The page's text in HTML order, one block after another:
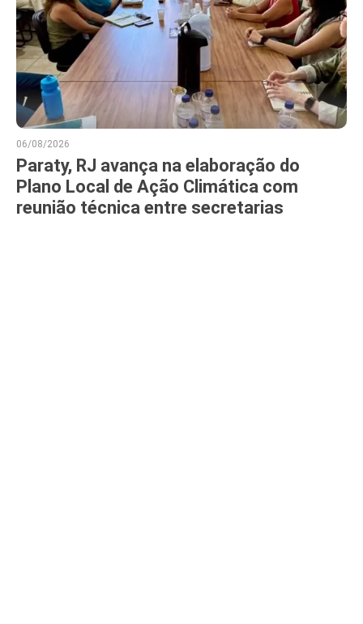
06/08/2026
Paraty, RJ avança na elaboração do
Plano Local de Ação Climática com
reunião técnica entre secretarias